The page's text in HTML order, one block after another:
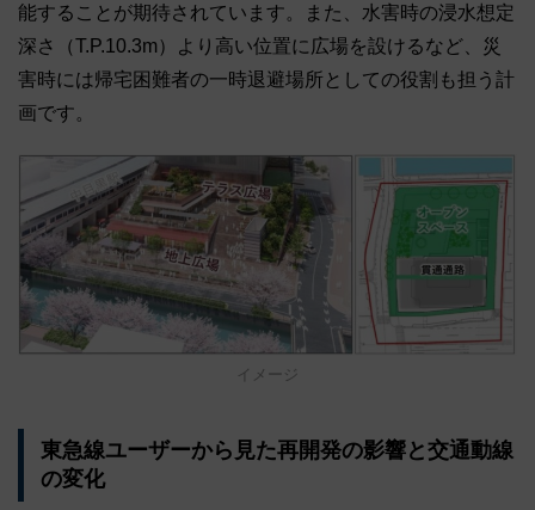
能することが期待されています。また、水害時の浸水想定
深さ（T.P.10.3m）より高い位置に広場を設けるなど、災
害時には帰宅困難者の一時退避場所としての役割も担う計
画です。
イメージ
東急線ユーザーから見た再開発の影響と交通動線
の変化